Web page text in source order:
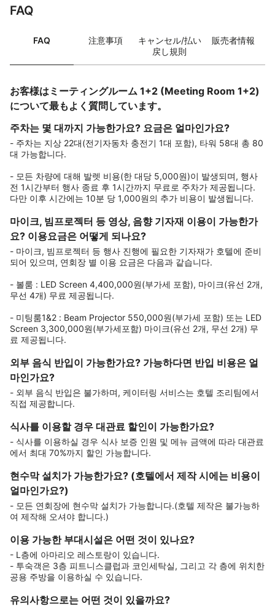
FAQ
FAQ 注意事項
キャンセル/払い
戻し規則
販売者情報
お客様はミーティングルーム 1+2 (Meeting Room 1+2)
について最もよく質問しています。
주차는 몇 대까지 가능한가요? 요금은 얼마인가요?
- 주차는 지상 22대(전기자동차 충전기 1대 포함), 타워 58대 총 80
대 가능합니다.
- 모든 차량에 대해 발렛 비용(한 대당 5,000원)이 발생되며, 행사
전 1시간부터 행사 종료 후 1시간까지 무료로 주차가 제공됩니다.
다만 이후 시간에는 10분 당 1,000원의 추가 비용이 발생됩니다.
마이크, 빔프로젝터 등 영상, 음향 기자재 이용이 가능한가
요? 이용요금은 어떻게 되나요?
- 마이크, 빔프로젝터 등 행사 진행에 필요한 기자재가 호텔에 준비
되어 있으며, 연회장 별 이용 요금은 다음과 같습니다.
- 볼룸 : LED Screen 4,400,000원(부가세 포함), 마이크(유선 2개,
무선 4개) 무료 제공됩니다.
- 미팅룸1&2 : Beam Projector 550,000원(부가세 포함) 또는 LED
Screen 3,300,000원(부가세포함) 마이크(유선 2개, 무선 2개) 무
료 제공됩니다.
외부 음식 반입이 가능한가요? 가능하다면 반입 비용은 얼
마인가요?
- 외부 음식 반입은 불가하며, 케이터링 서비스는 호텔 조리팀에서
직접 제공합니다.
식사를 이용할 경우 대관료 할인이 가능한가요?
- 식사를 이용하실 경우 식사 보증 인원 및 메뉴 금액에 따라 대관료
에서 최대 70%까지 할인 가능합니다.
현수막 설치가 가능한가요? (호텔에서 제작 시에는 비용이
얼마인가요?)
- 모든 연회장에 현수막 설치가 가능합니다.(호텔 제작은 불가능하
여 제작해 오셔야 합니다.)
이용 가능한 부대시설은 어떤 것이 있나요?
- L층에 아마리오 레스토랑이 있습니다.
- 투숙객은 3층 피트니스클럽과 코인세탁실, 그리고 각 층에 위치한
공용 주방을 이용하실 수 있습니다.
유의사항으로는 어떤 것이 있을까요?